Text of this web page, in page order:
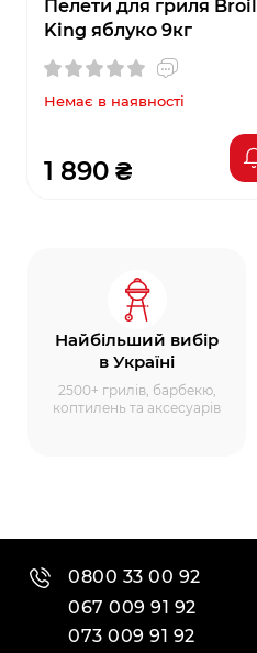
Пелети для гриля Broil
King яблуко 9кг
Немає в наявності
1 890 ₴
Найбільший вибір
в Україні
2500+ грилів, барбекю,
коптилень та аксесуарів
0800 33 00 92
067 009 91 92
073 009 91 92